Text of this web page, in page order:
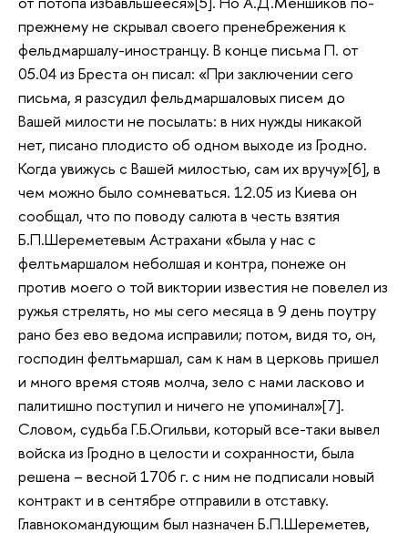
прежнему не скрывал своего пренебрежения к
фельдмаршалу-иностранцу. В конце письма П. от
05.04 из Бреста он писал: «При заключении сего
письма, я разсудил фельдмаршаловых писем до
Вашей милости не посылать: в них нужды никакой
нет, писано плодисто об одном выходе из Гродно.
Когда увижусь с Вашей милостью, сам их вручу»[6], в
чем можно было сомневаться. 12.05 из Киева он
сообщал, что по поводу салюта в честь взятия
Б.П.Шереметевым Астрахани «была у нас с
фелтьмаршалом неболшая и контра, понеже он
против моего о той виктории известия не повелел из
ружья стрелять, но мы сего месяца в 9 день поутру
рано без ево ведома исправили; потом, видя то, он,
господин фелтьмаршал, сам к нам в церковь пришел
и много время стояв молча, зело с нами ласково и
палитишно поступил и ничего не упоминал»[7].
Словом, судьба Г.Б.Огильви, который все-таки вывел
войска из Гродно в целости и сохранности, была
решена – весной 1706 г. с ним не подписали новый
контракт и в сентябре отправили в отставку.
Главнокомандующим был назначен Б.П.Шереметев,